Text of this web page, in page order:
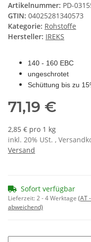
Artikelnummer: PD-
GTIN: 04025281340573
Kategorie: Rohstoffe
Hersteller: IREKS
140 - 160 EBC
ungeschrotet
Schüttung bis zu
71,19 €
2,85 € pro 1 kg
inkl. 20% USt. ,
Versand
Sofort verfügbar
Lieferzeit:2 - 4 Werktage (AT
abweichend)